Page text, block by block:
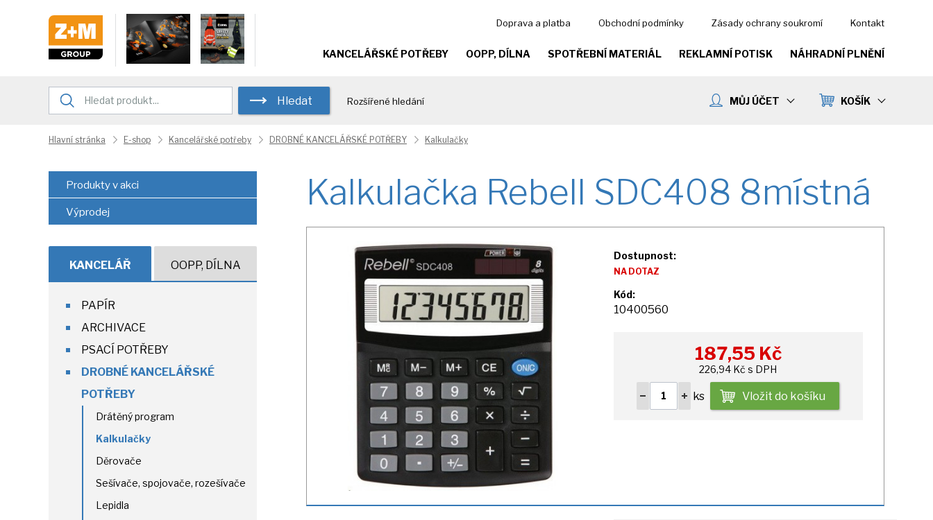
Doprava a platba Obchodní podmínky Zásady ochrany soukromí Kontakt
KANCELÁŘSKÉ POTŘEBY OOPP, DÍLNA SPOTŘEBNÍ MATERIÁL REKLAMNÍ POTISK NÁHRADNÍ PLNĚNÍ
Hledat Rozšířené hledání KOŠÍK
MŮJ ÚČET
Hlavní stránka E-shop Kancelářské potřeby DROBNÉ KANCELÁŘSKÉ POTŘEBY Kalkulačky
Kalkulačka Rebell SDC408 8místná
Dostupnost:
NA DOTAZ
Kód:
10400560
187,55 Kč
226,94 Kč s DPH
ks Vložit do košíku
Produkty v akci
Výprodej
KANCELÁŘ OOPP, DÍLNA
PAPÍR
ARCHIVACE
PSACÍ POTŘEBY
DROBNÉ KANCELÁŘSKÉ
POTŘEBY
Drátěný program
Kalkulačky
Děrovače
Sešívače, spojovače, rozešívače
Lepidla